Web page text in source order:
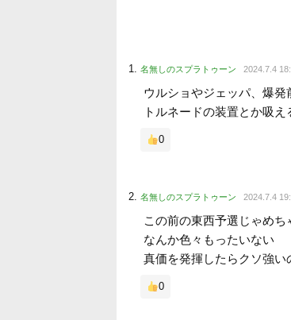
名無しのスプラトゥーン 2024.7.4
ウルショやジェッパ、爆
トルネードの装置とか吸
0
名無しのスプラトゥーン 2024.7.4
この前の東西予選じゃめ
なんか色々もったいない
真価を発揮したらクソ強い
0